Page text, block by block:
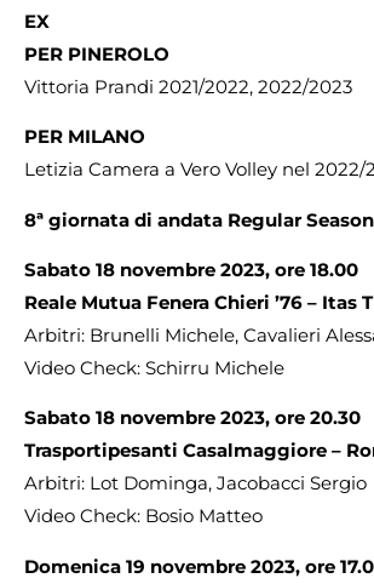
EX
PER PINEROLO
Vittoria Prandi 2021/2022, 2022/2023
PER MILANO
Letizia Camera a Vero Volley nel 2022/
8ª giornata di andata Regular Season
Sabato 18 novembre 2023, ore 18.00
Reale Mutua Fenera Chieri ’76 – Itas
Arbitri: Brunelli Michele, Cavalieri
Video Check: Schirru Michele
Sabato 18 novembre 2023, ore 20.30
Trasportipesanti Casalmaggiore –
Arbitri: Lot Dominga, Jacobacci Sergio
Video Check: Bosio Matteo
Domenica 19 novembre 2023, ore